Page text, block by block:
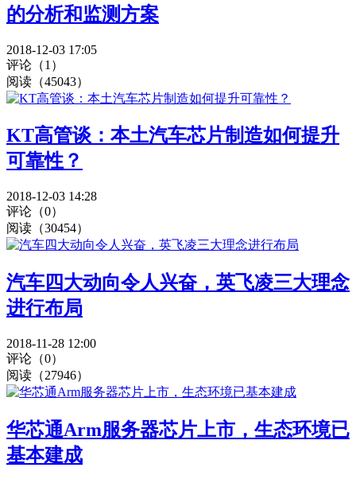
的分析和监测方案
2018-12-03 17:05
评论（1）
阅读（45043）
KT高管谈：本土汽车芯片制造如何提升
可靠性？
2018-12-03 14:28
评论（0）
阅读（30454）
汽车四大动向令人兴奋，英飞凌三大理念
进行布局
2018-11-28 12:00
评论（0）
阅读（27946）
华芯通Arm服务器芯片上市，生态环境已
基本建成